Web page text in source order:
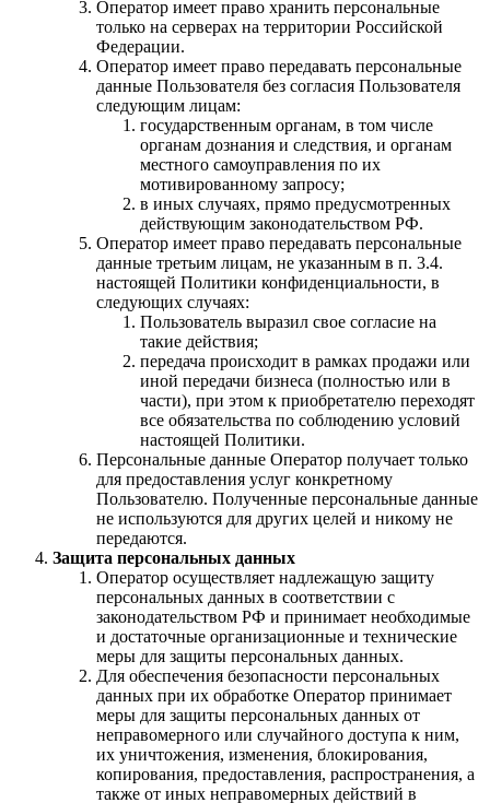
Оператор имеет право хранить персональные
только на серверах на территории Российской
Федерации.
Оператор имеет право передавать персональные
данные Пользователя без согласия Пользователя
следующим лицам:
государственным органам, в том числе
органам дознания и следствия, и органам
местного самоуправления по их
мотивированному запросу;
в иных случаях, прямо предусмотренных
действующим законодательством РФ.
Оператор имеет право передавать персональные
данные третьим лицам, не указанным в п. 3.4.
настоящей Политики конфиденциальности, в
следующих случаях:
Пользователь выразил свое согласие на
такие действия;
передача происходит в рамках продажи или
иной передачи бизнеса (полностью или в
части), при этом к приобретателю переходят
все обязательства по соблюдению условий
настоящей Политики.
Персональные данные Оператор получает только
для предоставления услуг конкретному
Пользователю. Полученные персональные данные
не используются для других целей и никому не
передаются.
Защита персональных данных
Оператор осуществляет надлежащую защиту
персональных данных в соответствии с
законодательством РФ и принимает необходимые
и достаточные организационные и технические
меры для защиты персональных данных.
Для обеспечения безопасности персональных
данных при их обработке Оператор принимает
меры для защиты персональных данных от
неправомерного или случайного доступа к ним,
их уничтожения, изменения, блокирования,
копирования, предоставления, распространения, а
также от иных неправомерных действий в